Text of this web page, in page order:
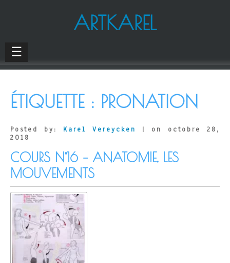
ARTKAREL
☰
ÉTIQUETTE : PRONATION
Posted by: Karel Vereycken
| on octobre 28,
2018
COURS N°16 – ANATOMIE, LES
MOUVEMENTS